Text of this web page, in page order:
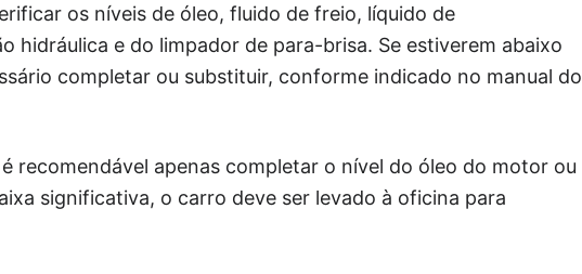
os níveis de óleo, fluido de freio, líquido de
hidráulica e do limpador de para-brisa. Se estiverem abaixo
completar ou substituir, conforme indicado no manual do
recomendável apenas completar o nível do óleo do motor ou
significativa, o carro deve ser levado à oficina para